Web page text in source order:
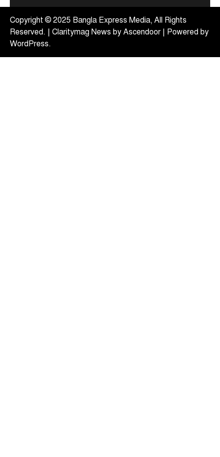
টপ নিউজ বাংলাদেশ বিশেষ সংবাদ
বন্যায় ক্ষতিগ্রস্তদের হাতে ঘরের চাবি তুলে
August 9, 2026
Copyright © 2025 Bangla Express Media, All Rights
Reserved. | Claritymag News by Ascendoor | Powered by
WordPress.